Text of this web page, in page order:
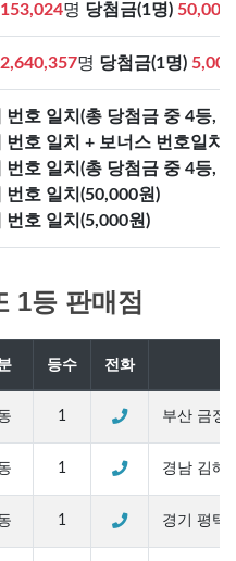
153,024명 당첨금(1명) 50,000
2,640,357명 당첨금(1명) 5,000
번호 일치(총 당첨금 중 4등,
번호 일치 + 보너스 번호일치
번호 일치(총 당첨금 중 4등,
번호 일치(50,000원)
번호 일치(5,000원)
1등 판매점
등수 전화
1 부산 금정
1 경남 김해
1 경기 평택